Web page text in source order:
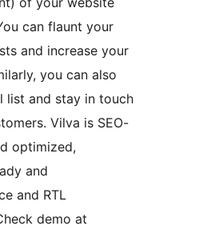
can flaunt your
and increase your
you can also
list and stay in touch
Vilva is SEO-
optimized,
and
and RTL
demo at